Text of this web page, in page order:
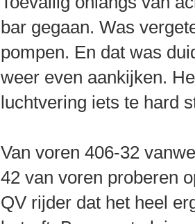
bar gegaan. Was
pompen. En dat was
weer even aankijken.
luchtvering iets te hard
Van voren 406-32
42 van voren proberen
QV rijder dat het heel